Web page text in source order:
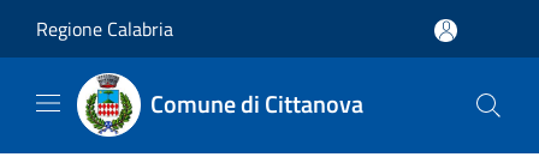
Regione Calabria
Comune di Cittanova